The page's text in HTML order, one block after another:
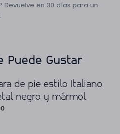
Devuelve en 30 días para un
Puede Gustar
de pie estilo Italiano
negro y mármol